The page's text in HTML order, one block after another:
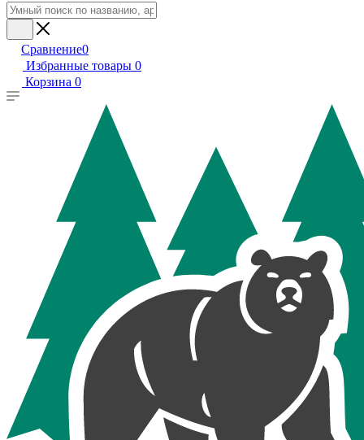
Сравнение0
Избранные товары 0
Корзина 0